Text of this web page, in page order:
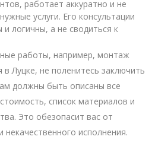
работает аккуратно и не
услуги. Его консультации
логичны, а не сводиться к
работы, например, монтаж
в Луцке, не поленитесь заключить
должны быть описаны все
список материалов и
Это обезопасит вас от
исполнения.